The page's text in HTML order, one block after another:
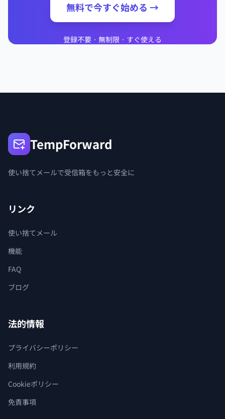
無料で今すぐ始める →
登録不要 · 無制限 · すぐ使える
TempForward
使い捨てメールで受信箱をもっと安全に
リンク
使い捨てメール
機能
FAQ
ブログ
法的情報
プライバシーポリシー
利用規約
Cookieポリシー
免責事項